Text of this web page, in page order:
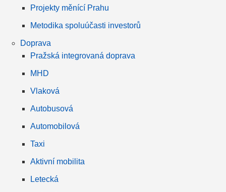
Projekty měnící Prahu
Metodika spoluúčasti investorů
Doprava
Pražská integrovaná doprava
MHD
Vlaková
Autobusová
Automobilová
Taxi
Aktivní mobilita
Letecká